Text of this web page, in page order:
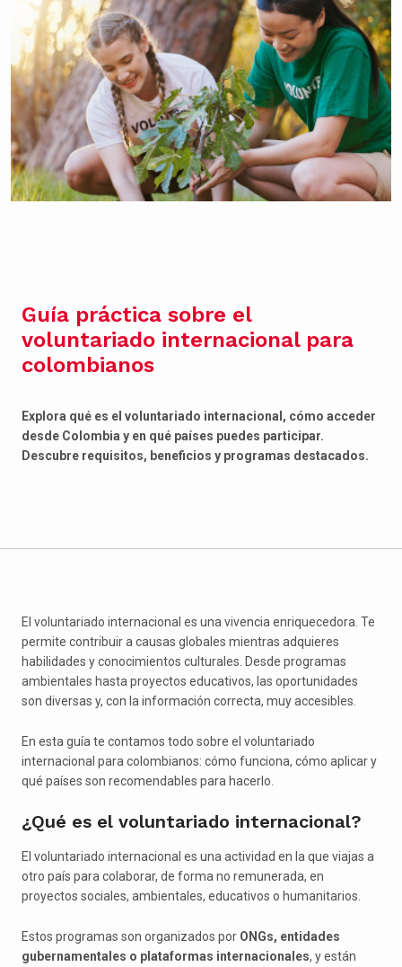
Guía práctica sobre el
voluntariado internacional para
colombianos
Explora qué es el voluntariado internacional, cómo acceder
desde Colombia y en qué países puedes participar.
Descubre requisitos, beneficios y programas destacados.
El voluntariado internacional es una vivencia enriquecedora. Te
permite contribuir a causas globales mientras adquieres
habilidades y conocimientos culturales. Desde programas
ambientales hasta proyectos educativos, las oportunidades
son diversas y, con la información correcta, muy accesibles.
En esta guía te contamos todo sobre el voluntariado
internacional para colombianos: cómo funciona, cómo aplicar y
qué países son recomendables para hacerlo.
¿Qué es el voluntariado internacional?
El voluntariado internacional es una actividad en la que viajas a
otro país para colaborar, de forma no remunerada, en
proyectos sociales, ambientales, educativos o humanitarios.
Estos programas son organizados por ONGs, entidades
gubernamentales o plataformas internacionales, y están